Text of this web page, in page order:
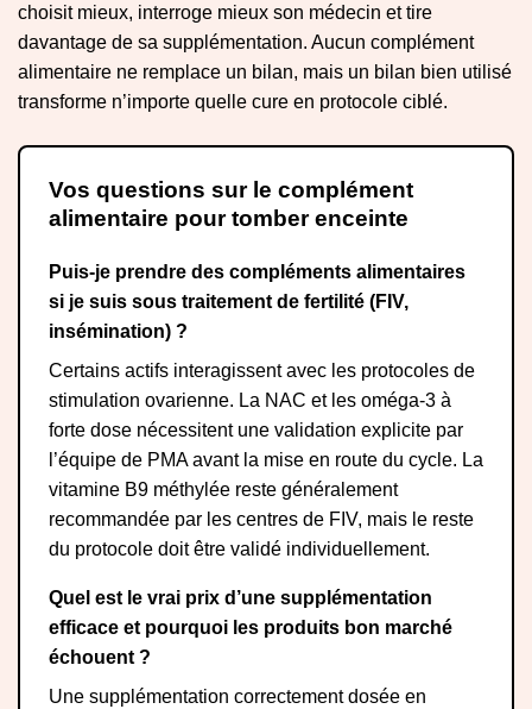
choisit mieux, interroge mieux son médecin et tire
davantage de sa supplémentation. Aucun complément
alimentaire ne remplace un bilan, mais un bilan bien utilisé
transforme n’importe quelle cure en protocole ciblé.
Vos questions sur le complément
alimentaire pour tomber enceinte
Puis-je prendre des compléments alimentaires
si je suis sous traitement de fertilité (FIV,
insémination) ?
Certains actifs interagissent avec les protocoles de
stimulation ovarienne. La NAC et les oméga-3 à
forte dose nécessitent une validation explicite par
l’équipe de PMA avant la mise en route du cycle. La
vitamine B9 méthylée reste généralement
recommandée par les centres de FIV, mais le reste
du protocole doit être validé individuellement.
Quel est le vrai prix d’une supplémentation
efficace et pourquoi les produits bon marché
échouent ?
Une supplémentation correctement dosée en